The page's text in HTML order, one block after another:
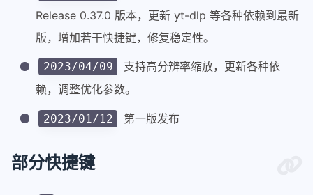
Release 0.37.0 版本，更新 yt-dlp 等各种依赖到最新
版，增加若干快捷键，修复稳定性。
2023/04/09
支持高分辨率缩放，更新各种依
赖，调整优化参数。
2023/01/12 第一版发布
部分快捷键